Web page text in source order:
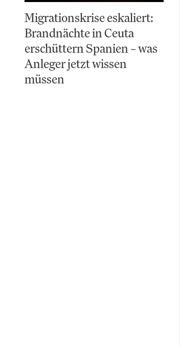
Migrationskrise eskaliert:
Brandnächte in Ceuta
erschüttern Spanien – was
Anleger jetzt wissen
müssen